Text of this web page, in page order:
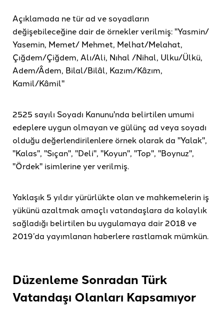
Açıklamada ne tür ad ve soyadların
değişebileceğine dair de örnekler verilmiş: "Yasmin/
Yasemin, Memet/ Mehmet, Melhat/Melahat,
Çığdem/Çiğdem, Alı/Ali, Nıhal /Nihal, Ulku/Ülkü,
Adem/Âdem, Bilal/Bilâl, Kazım/Kâzım,
Kamil/Kâmil"
2525 sayılı Soyadı Kanunu'nda belirtilen umumi
edeplere uygun olmayan ve gülünç ad veya soyadı
olduğu değerlendirilenlere örnek olarak da "Yalak",
"Kalas", "Sıçan", "Deli", "Koyun", "Top", "Boynuz",
"Ördek" isimlerine yer verilmiş.
Yaklaşık 5 yıldır yürürlükte olan ve mahkemelerin iş
yükünü azaltmak amaçlı vatandaşlara da kolaylık
sağladığı belirtilen bu uygulamaya dair 2018 ve
2019’da yayımlanan haberlere rastlamak mümkün.
Düzenleme Sonradan Türk
Vatandaşı Olanları Kapsamıyor